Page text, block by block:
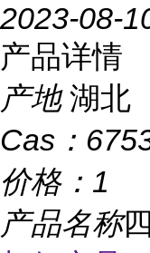
2023-08-
产品详情
产地 湖北
Cas：
价格： 1
产品名称